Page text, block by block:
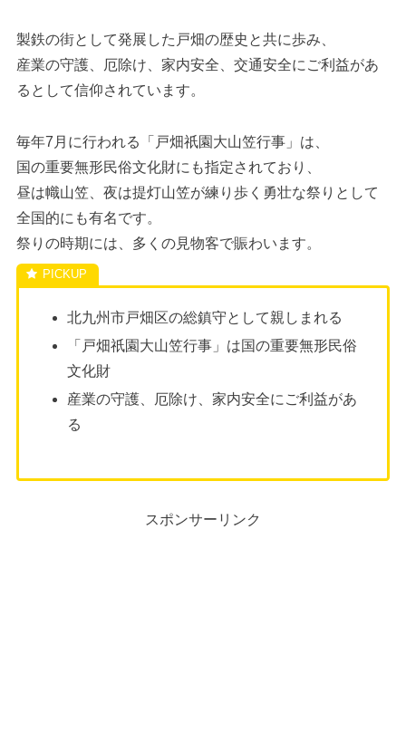
製鉄の街として発展した戸畑の歴史と共に歩み、
産業の守護、厄除け、家内安全、交通安全にご利益があ
るとして信仰されています。
毎年7月に行われる「戸畑祇園大山笠行事」は、
国の重要無形民俗文化財にも指定されており、
昼は幟山笠、夜は提灯山笠が練り歩く勇壮な祭りとして
全国的にも有名です。
祭りの時期には、多くの見物客で賑わいます。
北九州市戸畑区の総鎮守として親しまれる
「戸畑祇園大山笠行事」は国の重要無形民俗
文化財
産業の守護、厄除け、家内安全にご利益があ
る
スポンサーリンク